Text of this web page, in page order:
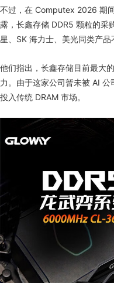
不过，在 Computex 2026 期
露，长鑫存储 DDR5 颗粒的采
星、SK 海力士、美光同类产品
他们指出，长鑫存储目前最大
力。由于这家公司暂未被 AI
投入传统 DRAM 市场。